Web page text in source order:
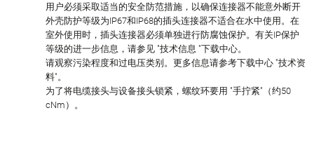
用户必须采取适当的安全防范措施，以确保连接器不能意外断开
外壳防护等级为IP67和IP68的插头连接器不适合在水中使用。在
室外使用时，插头连接器必须单独进行防腐蚀保护。有关IP保护
等级的进一步信息，请参见 "技术信息 "下载中心。
请观察污染程度和过电压类别。更多信息请参考下载中心 "技术资
料"。
为了将电缆接头与设备接头锁紧，螺纹环要用 "手拧紧"（约50
cNm）。